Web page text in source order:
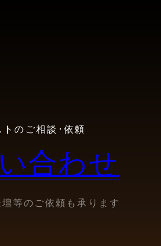
トのご相談･依頼
合わせ
等のご依頼も承ります